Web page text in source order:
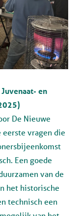
en
De Nieuwe
eerste vragen die
Een goede
van de
het historische
technisch een